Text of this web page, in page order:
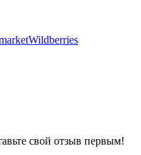
Wildberries
свой отзыв первым!